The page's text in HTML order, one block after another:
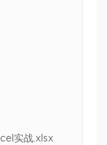
实战.xlsx